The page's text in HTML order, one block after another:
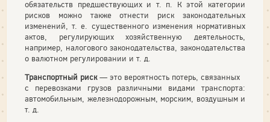
обязательств предшествующих и т. п. К этой категории
рисков можно также отнести риск законодательных
изменений, т. е. существенного изменения нормативных
актов, регулирующих хозяйственную деятельность,
например, налогового законодательства, законо­дательства
о валютном регулировании и т. д.
Транспортный риск— это вероятность потерь, связанных
с перевозками грузов различными видами транспорта:
автомо­бильным, железнодорожным, морским, воздушным и
т. д.